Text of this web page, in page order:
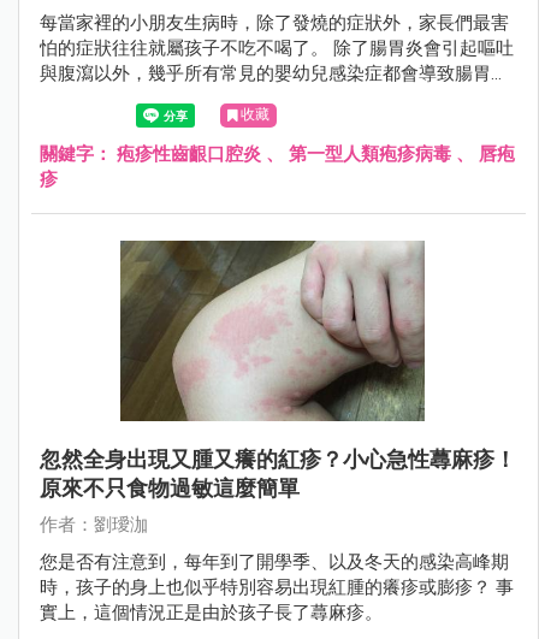
每當家裡的小朋友生病時，除了發燒的症狀外，家長們最害
怕的症狀往往就屬孩子不吃不喝了。 除了腸胃炎會引起嘔吐
與腹瀉以外，幾乎所有常見的嬰幼兒感染症都會導致腸胃蠕
動變慢、食慾不振的狀況。 若是上呼吸道感染，更是會引起
喉嚨紅腫，甚至是咽喉扁桃腺化膿的情形，更加影響孩子的
食慾。
收藏
關鍵字： 疱疹性齒齦口腔炎 、 第一型人類疱疹病毒 、 唇疱
疹
忽然全身出現又腫又癢的紅疹？小心急性蕁麻疹！
原來不只食物過敏這麼簡單
作者：劉璦泇
您是否有注意到，每年到了開學季、以及冬天的感染高峰期
時，孩子的身上也似乎特別容易出現紅腫的癢疹或膨疹？ 事
實上，這個情況正是由於孩子長了蕁麻疹。